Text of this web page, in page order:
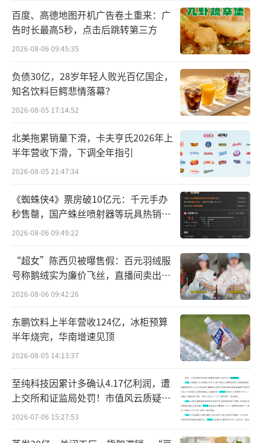
通信方面，华为官网页面明确Pura70系列
支持灵犀通信，根据版本不同还集成了北斗卫
星图片消息、天通卫星通信，但没有明确是否
支持5G。参考此前上市的Mate60系列，华为P
ura70应该可以实现超过1000Mbps的数据传输
速度，超过4G速度。
百度、高德地图开机广告卷土重来：广
告时长最高5秒，点击后跳转第三方
2026-08-06 09:45:35
负债30亿，28岁年轻人败光百亿国企，
知名饮料巨鳄悲情落幕？
2026-08-05 17:14:52
北美拖累销量下滑，卡夫亨氏2026年上
半年营收下滑，下调全年指引
2026-08-05 21:47:34
《蜘蛛侠4》票房破10亿元：千元手办
秒售罄，国产蛛丝喷射器等玩具热销海
外
2026-08-06 09:49:22
“超女”陈西贝被曝售假：百元羽绒服
号称鹅绒实为廉价飞丝，直播间卖出超
百万元
2026-08-06 09:42:26
东鹏饮料上半年营收124亿，冰柜预算
半年烧完，华南增速见顶
2026-08-05 14:13:37
至纯科技因累计多确认4.17亿利润，遭
上交所和证监局处罚！市值风云质疑其
财务问题，遭巨额索赔！
2026-07-06 15:27:53